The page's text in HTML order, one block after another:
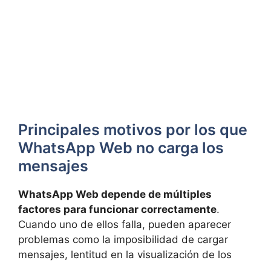
Principales motivos por los que
WhatsApp Web no carga los
mensajes
WhatsApp Web depende de múltiples
factores para funcionar correctamente.
Cuando uno de ellos falla, pueden aparecer
problemas como la imposibilidad de cargar
mensajes, lentitud en la visualización de los